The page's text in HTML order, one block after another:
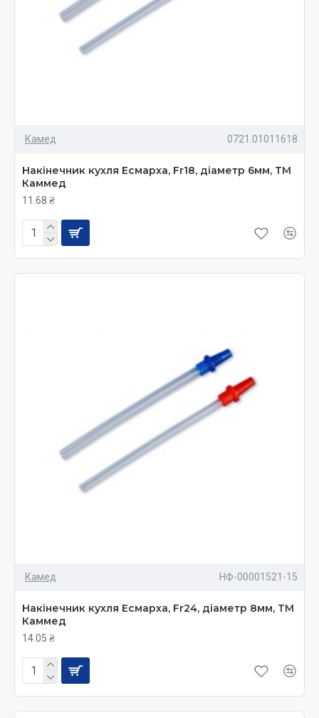
Камед 0721.01011618
Накінечник кухля Есмарха, Fr18, діаметр 6мм, ТМ
Каммед
11.68 ₴
Камед НФ-00001521-15
Накінечник кухля Есмарха, Fr24, діаметр 8мм, ТМ
Каммед
14.05 ₴